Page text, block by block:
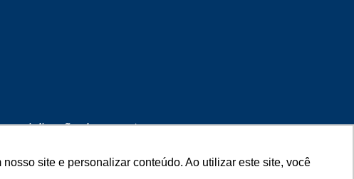
site e personalizar conteúdo. Ao utilizar este site, você
de conectores e